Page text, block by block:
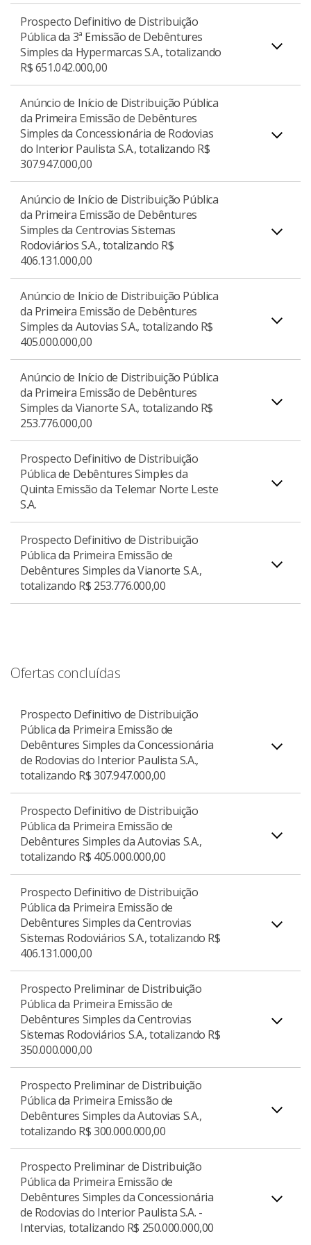
Download do Anúncio de Encerramento
S.A., totalizando R$ 651.042.000,00.
Download do Prospecto Definitivo
Prospecto Definitivo da Primeira Emissão e
Conversíveis em Ações, da Espécie Subordinada, a
ser Convolada em Espécie com Garantia Real, em
Duas Séries, em Regime Misto de Garantia Firme e
Melhores Esforços, da Concessionária Rota das
Download do Prospecto Definitivo PDF
Prospecto Definitivo de Distribuição
Pública da 3ª Emissão de Debêntures
Simples da Hypermarcas S.A., totalizando
R$ 651.042.000,00
Prospecto Definitivo de Distribuição Pública da 3ª
Emissão de Debêntures Simples da Hypermarcas
S.A., totalizando R$ 651.042.000,00.
Download do Prospecto Definitivo PDF
Anúncio de Início de Distribuição Pública
da Primeira Emissão de Debêntures
Simples da Concessionária de Rodovias
do Interior Paulista S.A., totalizando R$
307.947.000,00
Anúncio de Início de Distribuição Pública da
Primeira Emissão de Debêntures Simples da
Concessionária de Rodovias do Interior Paulista
S.A., totalizando R$ 307.947.000,00.
Anúncio de Início de Distribuição Pública
da Primeira Emissão de Debêntures
Simples da Centrovias Sistemas
Rodoviários S.A., totalizando R$
406.131.000,00
Anúncio de Início de Distribuição Pública da
Centrovias Sistemas Rodoviários S.A., totalizando
R$ 406.131.000,00.
Anúncio de Início de Distribuição Pública
da Primeira Emissão de Debêntures
Simples da Autovias S.A., totalizando R$
405.000.000,00
Anúncio de Início de Distribuição Pública da
Autovias S.A., totalizando R$ 405.000.000,00.
Download do Anúncio de Início
Anúncio de Início de Distribuição Pública
da Primeira Emissão de Debêntures
Simples da Vianorte S.A., totalizando R$
253.776.000,00
Anúncio de Início de Distribuição Pública da
Vianorte S.A., totalizando R$ 253.776.000,00.
Download do Anúncio de Início
Prospecto Definitivo de Distribuição
Pública de Debêntures Simples da
Quinta Emissão da Telemar Norte Leste
S.A.
Prospecto Definitivo de Distribuição Pública de
Download do Prospecto Definitivo
Prospecto Definitivo de Distribuição
Pública da Primeira Emissão de
Debêntures Simples da Vianorte S.A.,
totalizando R$ 253.776.000,00
Primeira Emissão de Debêntures Simples da
Download do Prospecto Definitivo
Ofertas concluídas
Prospecto Definitivo de Distribuição
Pública da Primeira Emissão de
Debêntures Simples da Concessionária
de Rodovias do Interior Paulista S.A.,
totalizando R$ 307.947.000,00
Prospecto Definitivo de Distribuição Pública da
Concessionária de Rodovias do Interior Paulista
S.A., totalizando R$ 307.947.000,00.
Prospecto Definitivo de Distribuição
Pública da Primeira Emissão de
Debêntures Simples da Autovias S.A.,
totalizando R$ 405.000.000,00
Prospecto Definitivo de Distribuição Pública da
Primeira Emissão de Debêntures Simples da
Autovias S.A., totalizando R$ 405.000.000,00.
Download do Prospecto Definitivo PDF
Prospecto Definitivo de Distribuição
Pública da Primeira Emissão de
Debêntures Simples da Centrovias
Sistemas Rodoviários S.A., totalizando R$
406.131.000,00
Prospecto Definitivo de Distribuição Pública da
Primeira Emissão de Debêntures Simples da
Centrovias Sistemas Rodoviários S.A., totalizando
R$ 406.131.000,00.
Prospecto Preliminar de Distribuição
Pública da Primeira Emissão de
Debêntures Simples da Centrovias
Sistemas Rodoviários S.A., totalizando R$
350.000.000,00
Prospecto Preliminar de Distribuição Pública da
Centrovias Sistemas Rodoviários S.A., totalizando
R$ 350.000.000,00.
Prospecto Preliminar de Distribuição
Pública da Primeira Emissão de
Debêntures Simples da Autovias S.A.,
totalizando R$ 300.000.000,00
Prospecto Preliminar de Distribuição Pública da
Primeira Emissão de Debêntures Simples da
Prospecto Preliminar de Distribuição
Pública da Primeira Emissão de
Debêntures Simples da Concessionária
de Rodovias do Interior Paulista S.A. -
Intervias, totalizando R$ 250.000.000,00